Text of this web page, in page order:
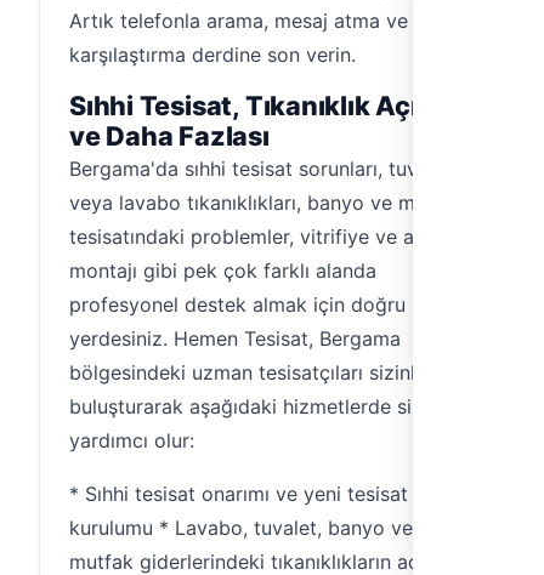
Artık telefonla arama, mesaj atma ve
karşılaştırma derdine son verin.
Sıhhi Tesisat, Tıkanıklık Açma
ve Daha Fazlası
Bergama'da sıhhi tesisat sorunları, tuvalet
veya lavabo tıkanıklıkları, banyo ve mutfak
tesisatındaki problemler, vitrifiye ve armatür
montajı gibi pek çok farklı alanda
profesyonel destek almak için doğru
yerdesiniz. Hemen Tesisat, Bergama
bölgesindeki uzman tesisatçıları sizinle
buluşturarak aşağıdaki hizmetlerde size
yardımcı olur:
* Sıhhi tesisat onarımı ve yeni tesisat
kurulumu * Lavabo, tuvalet, banyo ve
mutfak giderlerindeki tıkanıklıkların açılması